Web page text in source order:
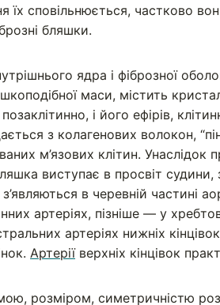
сповільнюється, частково
бляшки.
ядра і фіброзної
маси, містить
і його ефірів,
з колагенових волокон,
м’язових клітин. Унаслідок
виступає в просвіт
в черевній частині
артеріях, пізніше — у
артеріях нижніх
Артеріїверхніх кінцівок
розміром, симетричністю